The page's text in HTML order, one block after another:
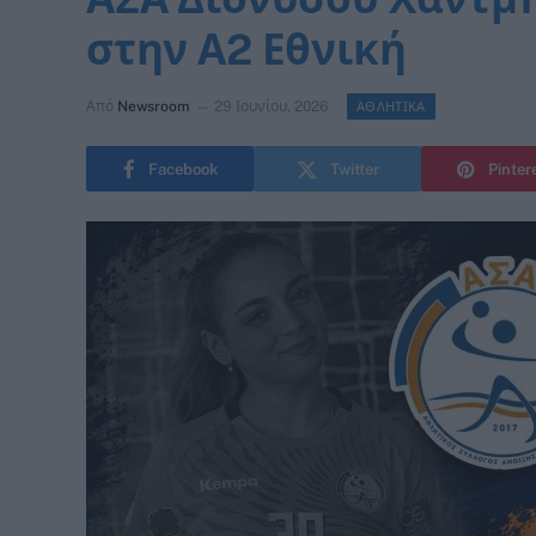
στην Α2 Εθνική
Από Newsroom 29 Ιουνίου, 2026 ΑΘΛΗΤΙΚΑ
Facebook Twitter